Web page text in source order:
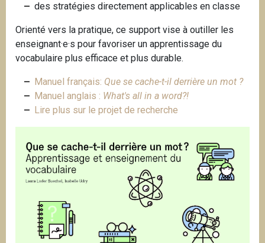
des stratégies directement applicables en classe
Orienté vers la pratique, ce support vise à outiller les
enseignant·e·s pour favoriser un apprentissage du
vocabulaire plus efficace et plus durable.
Manuel français: Que se cache-t-il derrière un mot ?
Manuel anglais : What's all in a word?!
Lire plus sur le projet de recherche